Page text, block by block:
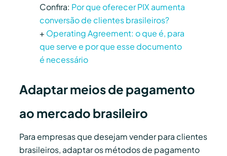
Confira: Por que oferecer PIX aumenta
conversão de clientes brasileiros?
+ Operating Agreement: o que é, para
que serve e por que esse documento
é necessário
Adaptar meios de pagamento
ao mercado brasileiro
Para empresas que desejam vender para clientes
brasileiros, adaptar os métodos de pagamento